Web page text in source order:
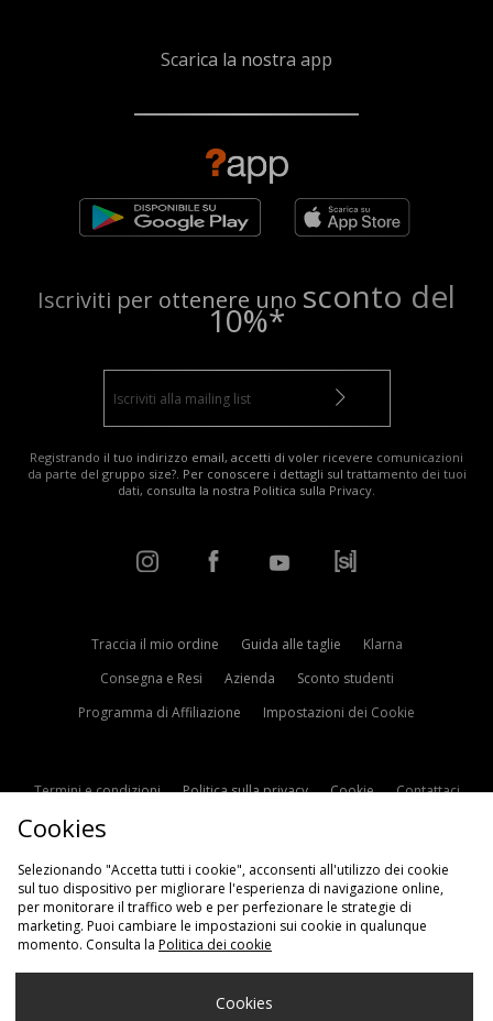
Scarica la nostra app
Iscriviti per ottenere uno sconto del
10%*
Registrando il tuo indirizzo email, accetti di voler ricevere comunicazioni
da parte del gruppo size?. Per conoscere i dettagli sul trattamento dei tuoi
dati, consulta la nostra Politica sulla Privacy.
Traccia il mio ordine Guida alle taglie
Klarna
Consegna e Resi
Azienda
Sconto studenti
Programma di Affiliazione
Impostazioni dei Cookie
Termini e condizioni Politica sulla privacy Cookie
Contattaci
Scegli Il Tuo Paese
Cookies
Selezionando "Accetta tutti i cookie", acconsenti all'utilizzo dei cookie
sul tuo dispositivo per migliorare l'esperienza di navigazione online,
per monitorare il traffico web e per perfezionare le strategie di
marketing. Puoi cambiare le impostazioni sui cookie in qualunque
momento. Consulta la Politica dei cookie
Cookies